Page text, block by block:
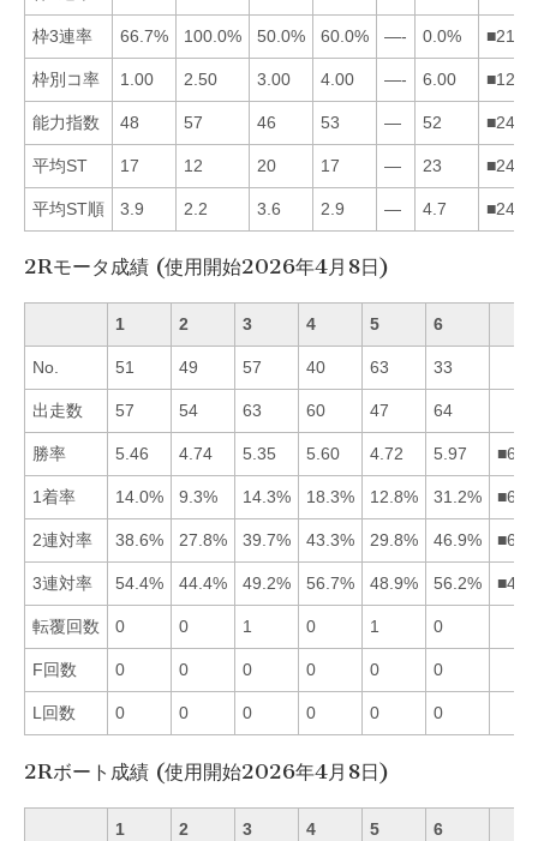
枠3連率 66.7% 100.0% 50.0% 60.0% —- 0.0%
枠別コ率 1.00 2.50 3.00 4.00 —- 6.00
能力指数 48 57 46 53 — 52
平均ST 17 12 20 17 — 23
平均ST順 3.9 2.2 3.6 2.9 — 4.7
2Rモータ成績 (使用開始2026年4月8日)
1 2 3 4 5 6
No. 51 49 57 40 63 33
出走数 57 54 63 60 47 64
勝率 5.46 4.74 5.35 5.60 4.72 5.97
1着率 14.0% 9.3% 14.3% 18.3% 12.8% 31.2%
2連対率 38.6% 27.8% 39.7% 43.3% 29.8% 46.9%
3連対率 54.4% 44.4% 49.2% 56.7% 48.9% 56.2%
転覆回数 0 0 1 0 1 0
F回数 0 0 0 0 0 0
L回数 0 0 0 0 0 0
2Rボート成績 (使用開始2026年4月8日)
1 2 3 4 5 6